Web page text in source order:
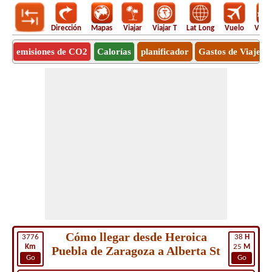
Dirección Mapas Viajar Viajar T Lat Long Vuelo
emisiones de CO2 Calorías planificador Gastos de Viaje
3776
Km
Go
38 H
25 M
Go
Cómo llegar desde Heroica
Puebla de Zaragoza a Alberta St